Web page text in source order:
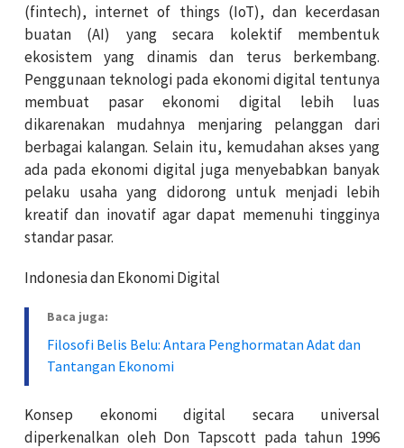
(fintech), internet of things (IoT), dan kecerdasan
buatan (AI) yang secara kolektif membentuk
ekosistem yang dinamis dan terus berkembang.
Penggunaan teknologi pada ekonomi digital tentunya
membuat pasar ekonomi digital lebih luas
dikarenakan mudahnya menjaring pelanggan dari
berbagai kalangan. Selain itu, kemudahan akses yang
ada pada ekonomi digital juga menyebabkan banyak
pelaku usaha yang didorong untuk menjadi lebih
kreatif dan inovatif agar dapat memenuhi tingginya
standar pasar.
Indonesia dan Ekonomi Digital
Baca juga:
Filosofi Belis Belu: Antara Penghormatan Adat dan
Tantangan Ekonomi
Konsep ekonomi digital secara universal
diperkenalkan oleh Don Tapscott pada tahun 1996